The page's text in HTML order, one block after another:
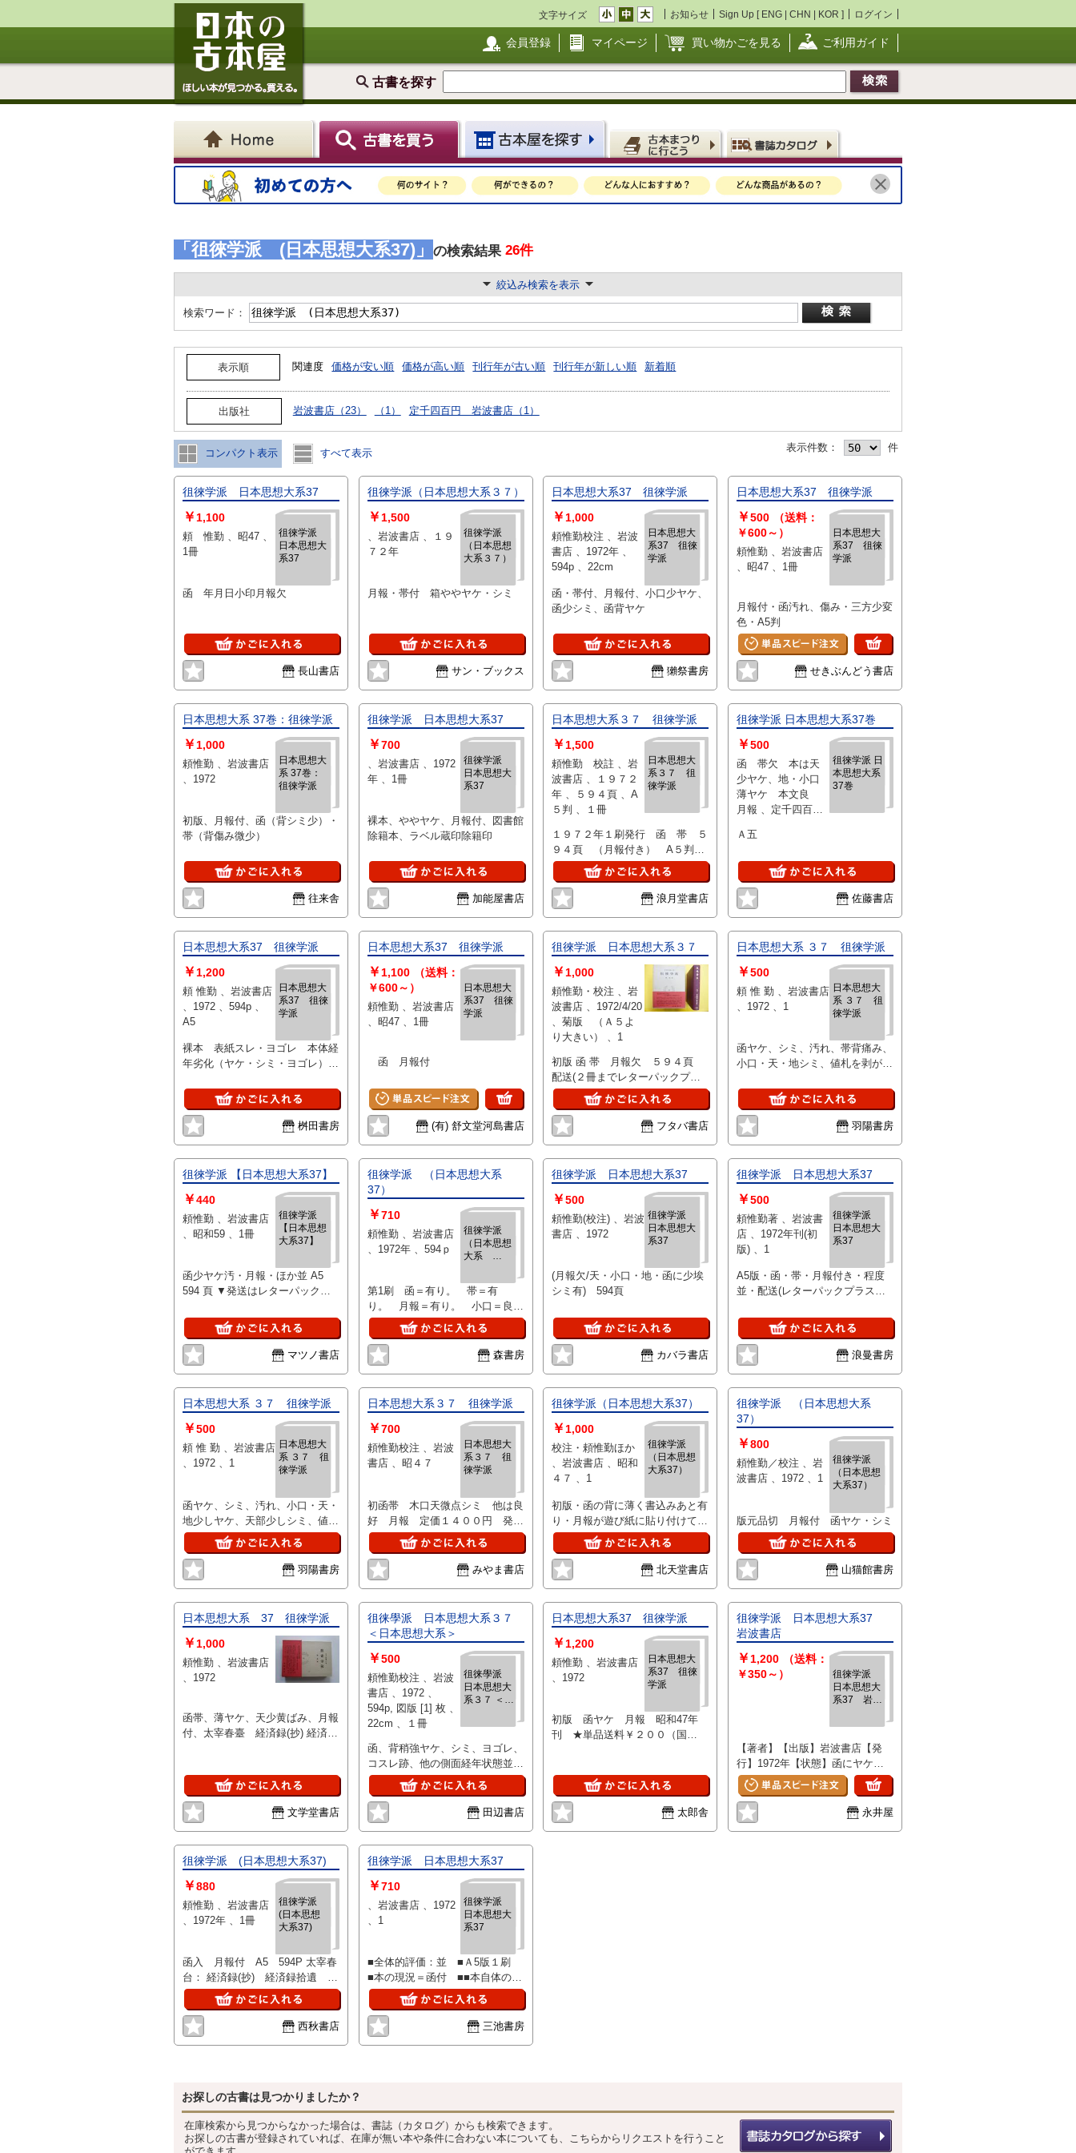
文字サイズ お知らせ Sign Up [ ENG | CHN | KOR ] ログイン
会員登録 マイページ 買い物かごを見る ご利用ガイド
古書を探す
「徂徠学派 (日本思想大系37)」 の検索結果 26件
絞込み検索を表示
検索ワード：
表示順 関連度 価格が安い順 価格が高い順 刊行年が古い順 刊行年が新しい順 新着順
出版社 岩波書店（23） （1） 定千四百円 岩波書店（1）
コンパクト表示 すべて表示 表示件数： 件
徂徠学派 日本思想大系37
徂徠学派
日本思想大
系37
￥ 1,100
頼 惟勤 、昭47 、
1冊
函 年月日小印月報欠
長山書店
徂徠学派（日本思想大系３７）
徂徠学派
（日本思想
大系３７）
￥ 1,500
、岩波書店 、１９
７２年
月報・帯付 箱ややヤケ・シミ
サン・ブックス
日本思想大系37 徂徠学派
日本思想大
系37 徂徠
学派
￥ 1,000
頼惟勤校注 、岩波
書店 、1972年 、
594p 、22cm
函・帯付、月報付、小口少ヤケ、
函少シミ、函背ヤケ
獺祭書房
日本思想大系37 徂徠学派
日本思想大
系37 徂徠
学派
￥500
（送料：
￥600～）
頼惟勤 、岩波書店
、昭47 、1冊
月報付・函汚れ、傷み・三方少変
色・A5判
せきぶんどう書店
日本思想大系 37巻：徂徠学派
日本思想大
系 37巻：
徂徠学派
￥ 1,000
頼惟勤 、岩波書店
、1972
初版、月報付、函（背シミ少）・
帯（背傷み微少）
往来舎
徂徠学派 日本思想大系37
徂徠学派
日本思想大
系37
￥700
、岩波書店 、1972
年 、1冊
裸本、ややヤケ、月報付、図書館
除籍本、ラベル蔵印除籍印
加能屋書店
日本思想大系３７ 徂徠学派
日本思想大
系３７ 徂
徠学派
￥ 1,500
頼惟勤 校註 、岩
波書店 、１９７２
年 、５９４頁 、A
５判 、１冊
１９７２年１刷発行 函 帯 ５
９４頁 （月報付き） A５判
駒６４５
浪月堂書店
徂徠学派 日本思想大系37巻
徂徠学派 日
本思想大系
37巻
￥500
函 帯欠 本は天
少ヤケ、地・小口
薄ヤケ 本文良
月報 、定千四百
47 、1
Ａ五
佐藤書店
日本思想大系37 徂徠学派
日本思想大
系37 徂徠
学派
￥ 1,200
頼 惟勤 、岩波書店
、1972 、594p 、
A5
裸本 表紙スレ・ヨゴレ 本体経
年劣化（ヤケ・シミ・ヨゴレ）
桝田書房
日本思想大系37 徂徠学派
日本思想大
系37 徂徠
学派
￥ 1,100
（送料：
￥600～）
頼惟勤 、岩波書店
、昭47 、1冊
函 月報付
(有) 舒文堂河島書店
徂徠学派 日本思想大系３７
￥ 1,000
頼惟勤・校注 、岩
波書店 、1972/4/20
、菊版 （Ａ５よ
り大きい） 、1
初版 函 帯 月報欠 ５９４頁
配送(２冊までレターパックプラ
ス便)
フタバ書店
日本思想大系 ３７ 徂徠学派
日本思想大
系 ３７ 徂
徠学派
￥500
頼 惟 勤 、岩波書店
、1972 、1
函ヤケ、シミ、汚れ、帯背痛み、
小口・天・地シミ、値札を剥がし
羽陽書房
徂徠学派 【日本思想大系37】
徂徠学派
【日本思想
大系37】
￥440
頼惟勤 、岩波書店
、昭和59 、1冊
函少ヤケ汚・月報・ほか並 A5
594 頁 ▼発送はレターパックプ
マツノ書店
徂徠学派 （日本思想大系
37）
徂徠学派
（日本思想
大系
￥710
頼惟勤 、岩波書店
、1972年 、594ｐ
第1刷 函＝有り。 帯＝有
り。 月報＝有り。 小口＝良
好。 頁＝書込み無し。 旧定価
1400円
森書房
徂徠学派 日本思想大系37
徂徠学派
日本思想大
系37
￥500
頼惟勤(校注) 、岩波
書店 、1972
(月報欠/天・小口・地・函に少埃
シミ有) 594頁
カバラ書店
徂徠学派 日本思想大系37
徂徠学派
日本思想大
系37
￥500
頼惟勤著 、岩波書
店 、1972年刊(初
版) 、1
A5版・函・帯・月報付き・程度
並・配送(レターパックプラス本
浪曼書房
日本思想大系 ３７ 徂徠学派
日本思想大
系 ３７ 徂
徠学派
￥500
頼 惟 勤 、岩波書店
、1972 、1
函ヤケ、シミ、汚れ、小口・天・
地少しヤケ、天部少しシミ、値札
を剥がした跡有、月報付
羽陽書房
日本思想大系３７ 徂徠学派
日本思想大
系３７ 徂
徠学派
￥700
頼惟勤校注 、岩波
書店 、昭４７
初函帯 木口天微点シミ 他は良
好 月報 定価１４００円 発送
レターパックプラス
みやま書店
徂徠学派（日本思想大系37）
徂徠学派
（日本思想
大系37）
￥1,000
校注・頼惟勤ほか
、岩波書店 、昭和
４７ 、1
初版・函の背に薄く書込みあと有
り・月報が遊び紙に貼り付けてあ
ります
北天堂書店
徂徠学派 （日本思想大系
37）
徂徠学派
（日本思想
大系37）
￥800
頼惟勤／校注 、岩
波書店 、1972 、1
版元品切 月報付 函ヤケ・シミ
山猫館書房
日本思想大系 37 徂徠学派
￥ 1,000
頼惟勤 、岩波書店
、1972
函帯、薄ヤケ、天少黄ばみ、月報
付、太宰春臺 経済録(抄) 経済録
文学堂書店
徂徕學派 日本思想大系３７
＜日本思想大系＞
徂徕學派
日本思想大
系３７ ＜日
＞
￥500
頼惟勤校注 、岩波
書店 、1972 、
594p, 図版 [1] 枚 、
22cm 、１冊
函、背稍強ヤケ、シミ、ヨゴレ、
コスレ跡、他の側面経年状態並、
本体小口三方経年薄ヤケ、経年状
態良好、月報付、送料レターパッ
クプラス、函の背並下、本体経年
状態良好
田辺書店
日本思想大系37 徂徠学派
日本思想大
系37 徂徠
学派
￥ 1,200
頼惟勤 、岩波書店
、1972
初版 函ヤケ 月報 昭和47年
刊 ★単品送料￥２００（国
https://www.dropbox.com/s/0kwfd6eli5ljd6u/175811-.jpg?
dl=0
太郎舎
徂徠学派 日本思想大系37
岩波書店
徂徠学派
日本思想大
系37 岩波
￥ 1,200
（送料：
￥350～）
【著者】【出版】岩波書店【発
行】1972年【状態】函にヤケシ
ミ・ヨレ。本体カバーなし。月報
付。経年ヤケ・シミ・スレ・ヨレ
等が見られます。基本ゆうメール
にて発送いたします。基本追跡番
永井屋
徂徠学派 (日本思想大系37)
徂徠学派
(日本思想
大系37)
￥880
頼惟勤 、岩波書店
、1972年 、1冊
函入 月報付 A5 594P 太宰春
台： 経済録(抄) 経済録拾遺 聖
学問答 斥非 斥非附録 服部南
郭： 南郭先生文集(抄) 尾藤二
洲： 素餐録 正学指掌 藪孤山：
崇孟. 亀井昭陽： 読弁道 原文
西秋書店
徂徠学派 日本思想大系37
徂徠学派
日本思想大
系37
￥710
、岩波書店 、1972
、1
■全体的評価：並 ■Ａ5版１刷
■本の現況＝函付 ■■本自体の外
観：背表紙＝問題なし 天地小
口：年代並 ■中身の細部の点検
＝線引なし・書き込みなし・耳折
れなし・綴じ問題なし・落丁乱丁
三池書房
お探しの古書は見つかりましたか？
在庫検索から見つからなかった場合は、書誌（カタログ）からも検索できます。
お探しの古書が登録されていれば、在庫が無い本や条件に合わない本についても、こちらからリクエストを行うこと